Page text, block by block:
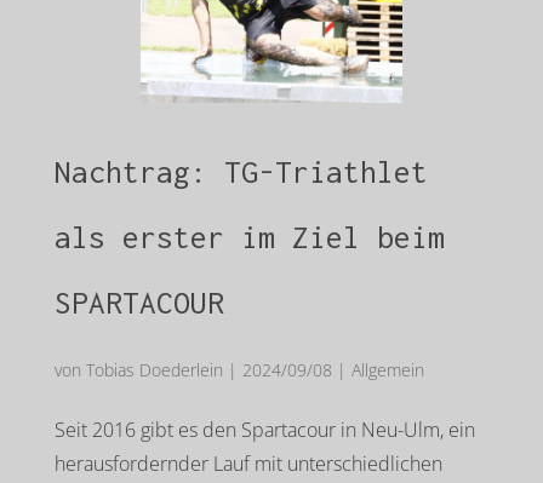
Nachtrag: TG-Triathlet
als erster im Ziel beim
SPARTACOUR
von Tobias Doederlein | 2024/09/08 | Allgemein
Seit 2016 gibt es den Spartacour in Neu-Ulm, ein
herausfordernder Lauf mit unterschiedlichen